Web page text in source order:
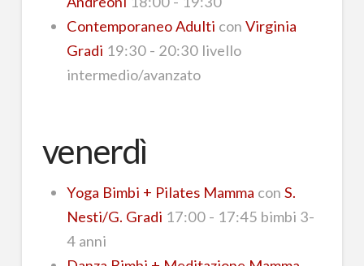
Contemporaneo Adulti con Virginia
Gradi 19:30 - 20:30 livello
intermedio/avanzato
venerdì
Yoga Bimbi + Pilates Mamma con S.
Nesti/G. Gradi 17:00 - 17:45 bimbi 3-
4 anni